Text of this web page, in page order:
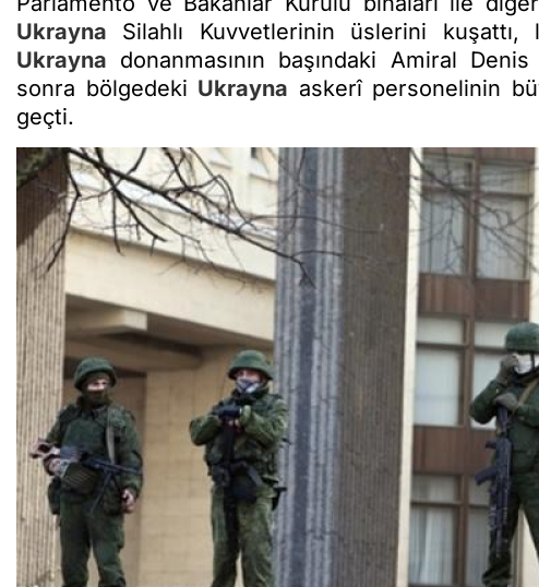
Ukrayna Silahlı Kuvvetlerinin üslerini kuşattı,
Ukrayna donanmasının başındaki Amiral
sonra bölgedeki Ukrayna askerî personelinin
geçti.